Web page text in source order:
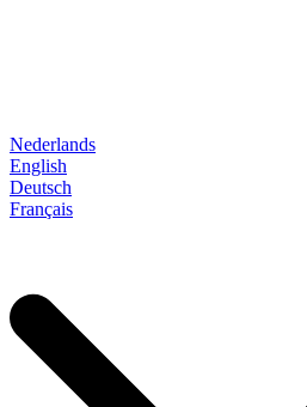
Nederlands
English
Deutsch
Français